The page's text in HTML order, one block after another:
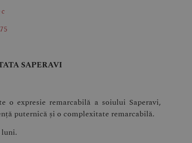
SAPERAVI
o expresie remarcabilă a soiului Saperavi,
puternică și o complexitate remarcabilă.